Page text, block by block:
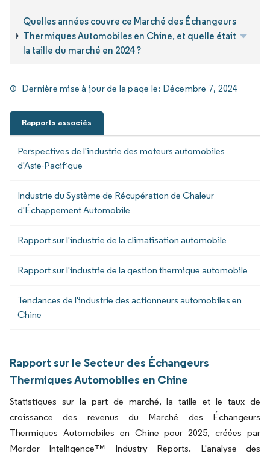
Quelles années couvre ce Marché des Échangeurs
Thermiques Automobiles en Chine, et quelle était
la taille du marché en 2024 ?
Dernière mise à jour de la page le: Décembre 7, 2024
Rapports associés
Perspectives de l'industrie des moteurs automobiles
d'Asie-Pacifique
Industrie du Système de Récupération de Chaleur
d'Échappement Automobile
Rapport sur l'industrie de la climatisation automobile
Rapport sur l'industrie de la gestion thermique automobile
Tendances de l'industrie des actionneurs automobiles en
Chine
Rapport sur le Secteur des Échangeurs
Thermiques Automobiles en Chine
Statistiques sur la part de marché, la taille et le taux de
croissance des revenus du Marché des Échangeurs
Thermiques Automobiles en Chine pour 2025, créées par
Mordor Intelligence™ Industry Reports. L'analyse des